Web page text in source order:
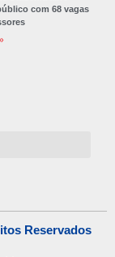
com 68 vagas
Reservados